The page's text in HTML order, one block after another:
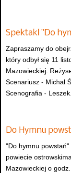
Spektakl "Do
Zapraszamy do
który odbył się 11
Mazowieckiej.
Scenariusz - Michał
Scenografia -
Do Hymnu
"Do hymnu powstań"
powiecie
Mazowieckiej o